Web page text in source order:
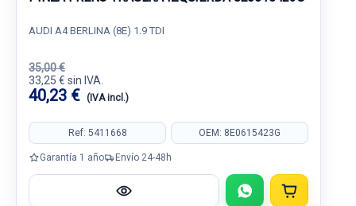
AUDI A4 BERLINA (8E) 1.9 TDI
35,00 €
33,25 € sin IVA.
40,23 € (IVA incl.)
Ref: 5411668 OEM: 8E0615423G
Garantía 1 año Envío 24-48h